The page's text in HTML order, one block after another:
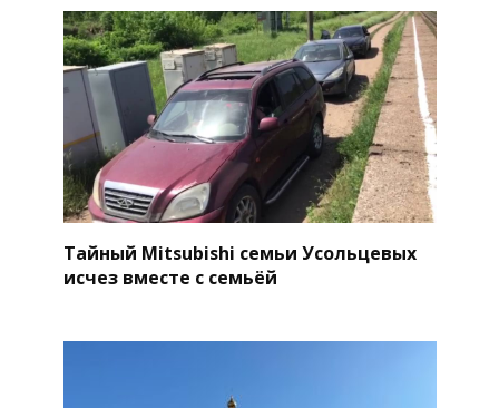
Тайный Mitsubishi семьи Усольцевых
исчез вместе с семьёй